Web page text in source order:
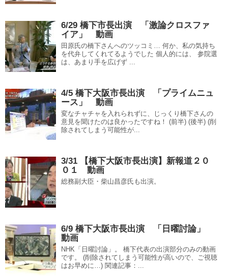
6/29 橋下市長出演 「激論クロスファ
イア」 動画
田原氏の橋下さんへのツッコミ… 何か、私の気持ち
を代弁してくれてるようでした 個人的には、 参院選
は、あまり手を広げず ...
4/5 橋下大阪市長出演 「プライムニュ
ース」 動画
変なチャチャを入れられずに、じっくり橋下さんの
意見を聞けたのは良かったですね！ (前半) (後半) (削
除されてしまう可能性が...
3/31 【橋下大阪市長出演】新報道２０
０１ 動画
総務副大臣・柴山昌彦氏も出演。
6/9 橋下大阪市長出演 「日曜討論」
動画
NHK「日曜討論」。 橋下代表の出演部分のみの動画
です。 (削除されてしまう可能性が高いので、ご視聴
はお早めに…) 関連記事：...